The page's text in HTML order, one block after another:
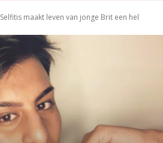
Selfitis maakt leven van jonge Brit een hel